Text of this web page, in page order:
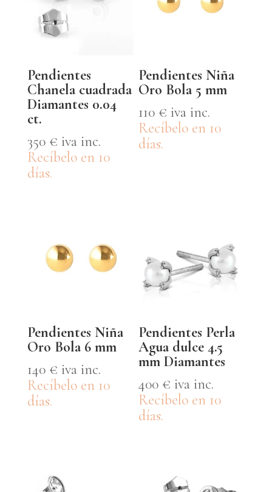
Pendientes
Chanela cuadrada
Diamantes 0.04
ct.
350 € iva inc.
Recíbelo en 10
días.
Pendientes Niña
Oro Bola 5 mm
110 € iva inc.
Recíbelo en 10
días.
Pendientes Niña
Oro Bola 6 mm
140 € iva inc.
Recíbelo en 10
días.
Pendientes Perla
Agua dulce 4.5
mm Diamantes
400 € iva inc.
Recíbelo en 10
días.